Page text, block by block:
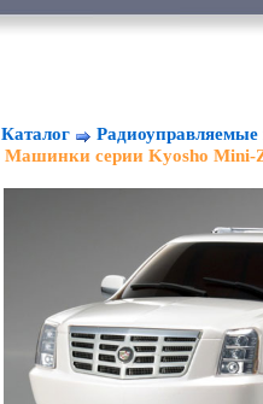
Каталог
Машинки серии Kyosho Mini-